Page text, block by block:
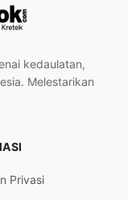
kedaulatan,
Melestarikan
Privasi